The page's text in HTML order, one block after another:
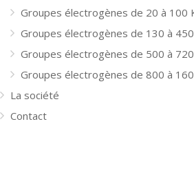
Groupes électrogènes de 20 à 100
Groupes électrogènes de 130 à
Groupes électrogènes de 500 à
Groupes électrogènes de 800 à
La société
Contact